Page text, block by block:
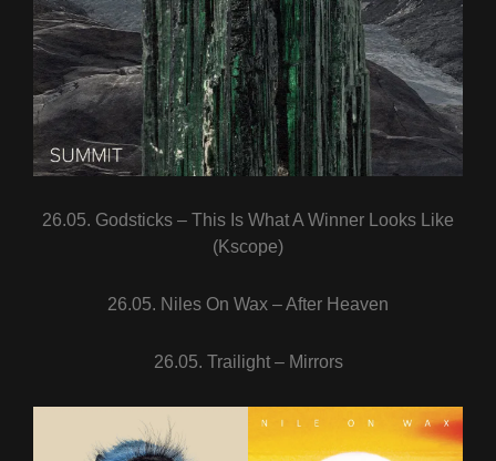
26.05. Godsticks – This Is What A Winner Looks Like
(Kscope)
26.05. Niles On Wax – After Heaven
26.05. Trailight – Mirrors